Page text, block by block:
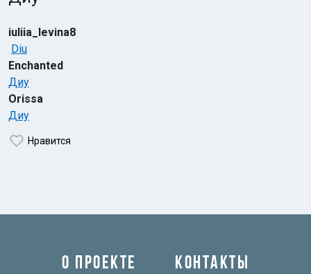
iuliia_levina8
Diu
Enchanted
Диу
Orissa
Диу
Нравится
О ПРОЕКТЕ КОНТАКТЫ